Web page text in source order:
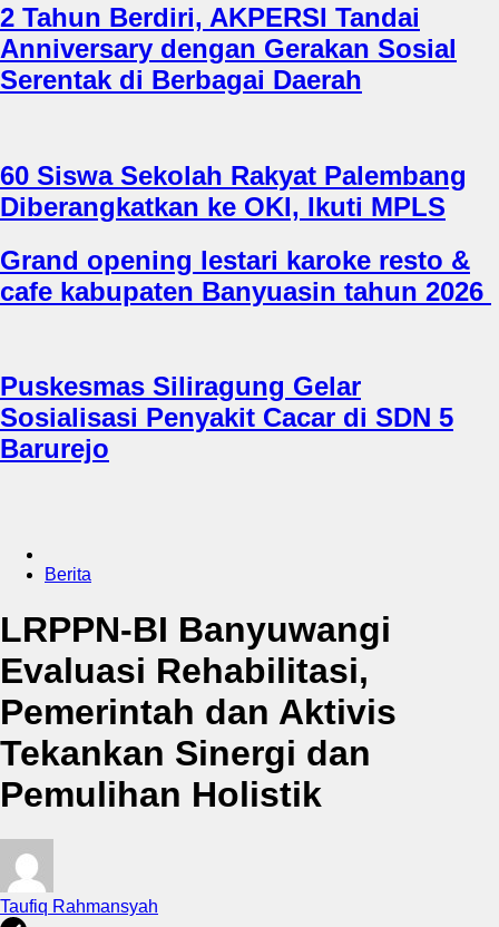
2 Tahun Berdiri, AKPERSI Tandai
Anniversary dengan Gerakan Sosial
Serentak di Berbagai Daerah
60 Siswa Sekolah Rakyat Palembang
Diberangkatkan ke OKI, Ikuti MPLS
Grand opening lestari karoke resto &
cafe kabupaten Banyuasin tahun 2026
Puskesmas Siliragung Gelar
Sosialisasi Penyakit Cacar di SDN 5
Barurejo
Berita
LRPPN-BI Banyuwangi
Evaluasi Rehabilitasi,
Pemerintah dan Aktivis
Tekankan Sinergi dan
Pemulihan Holistik
Taufiq Rahmansyah